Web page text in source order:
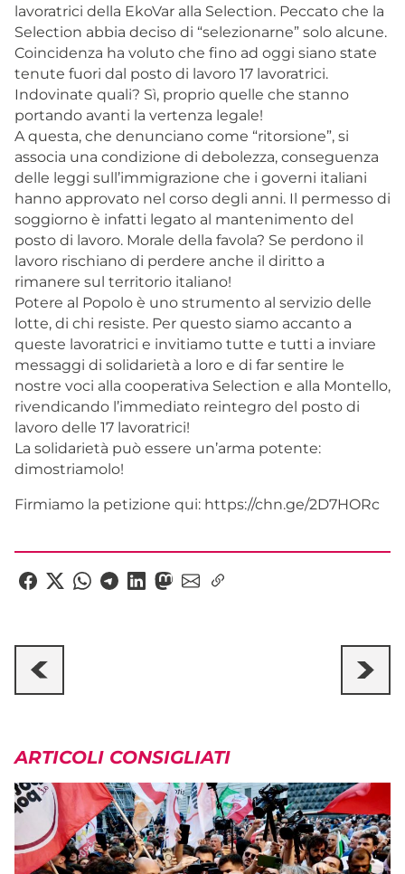
lavoratrici della EkoVar alla Selection. Peccato che la
Selection abbia deciso di “selezionarne” solo alcune.
Coincidenza ha voluto che fino ad oggi siano state
tenute fuori dal posto di lavoro 17 lavoratrici.
Indovinate quali? Sì, proprio quelle che stanno
portando avanti la vertenza legale!
A questa, che denunciano come “ritorsione”, si
associa una condizione di debolezza, conseguenza
delle leggi sull’immigrazione che i governi italiani
hanno approvato nel corso degli anni. Il permesso di
soggiorno è infatti legato al mantenimento del
posto di lavoro. Morale della favola? Se perdono il
lavoro rischiano di perdere anche il diritto a
rimanere sul territorio italiano!
Potere al Popolo è uno strumento al servizio delle
lotte, di chi resiste. Per questo siamo accanto a
queste lavoratrici e invitiamo tutte e tutti a inviare
messaggi di solidarietà a loro e di far sentire le
nostre voci alla cooperativa Selection e alla Montello,
rivendicando l’immediato reintegro del posto di
lavoro delle 17 lavoratrici!
La solidarietà può essere un’arma potente:
dimostriamolo!
Firmiamo la petizione qui: https://chn.ge/2D7HORc
ARTICOLI CONSIGLIATI